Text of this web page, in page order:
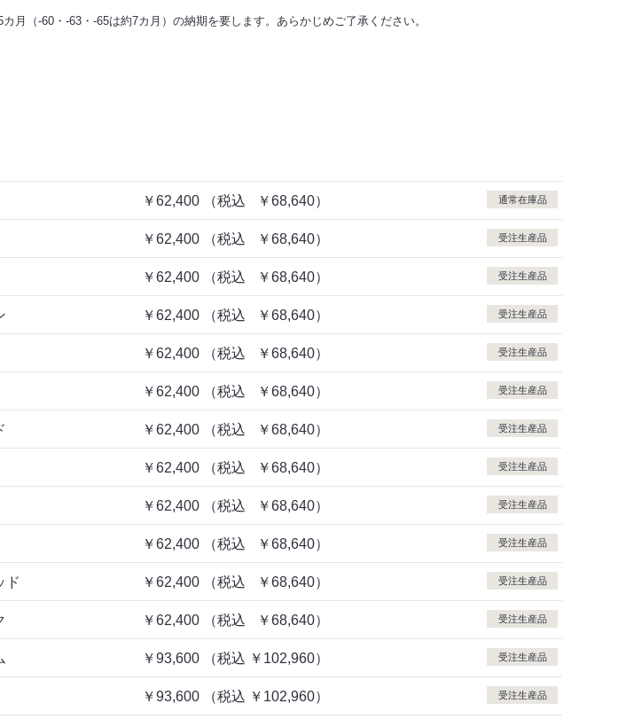
月（-60・-63・-65は約7カ月）の納期を要します。あらかじめご了承ください。
￥62,400 （税込 ￥68,640） 通常在庫品
￥62,400 （税込 ￥68,640） 受注生産品
￥62,400 （税込 ￥68,640） 受注生産品
￥62,400 （税込 ￥68,640） 受注生産品
￥62,400 （税込 ￥68,640） 受注生産品
￥62,400 （税込 ￥68,640） 受注生産品
￥62,400 （税込 ￥68,640） 受注生産品
￥62,400 （税込 ￥68,640） 受注生産品
￥62,400 （税込 ￥68,640） 受注生産品
￥62,400 （税込 ￥68,640） 受注生産品
ド ￥62,400 （税込 ￥68,640） 受注生産品
￥62,400 （税込 ￥68,640） 受注生産品
￥93,600 （税込 ￥102,960） 受注生産品
￥93,600 （税込 ￥102,960） 受注生産品